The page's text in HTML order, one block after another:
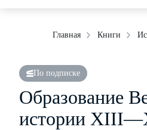
Главная Книги
По подписке
Образование
истории